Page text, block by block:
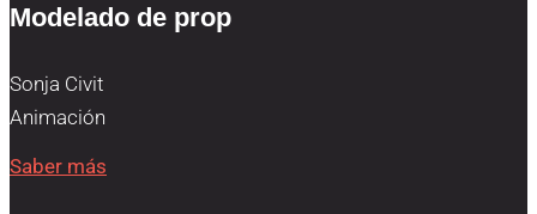
Modelado de prop
Sonja Civit
Animación
Saber más